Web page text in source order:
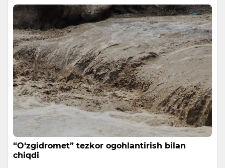
“O‘zgidromet” tezkor ogohlantirish bilan
chiqdi